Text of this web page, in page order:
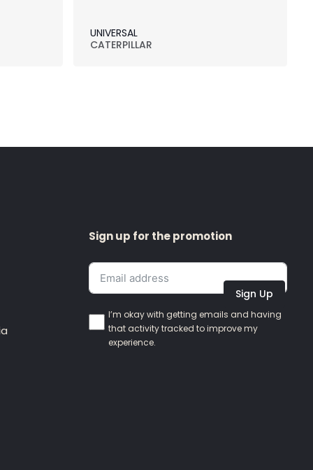
UNIVERSAL
CATERPILLAR
Sign up for the promotion
Sign Up
I’m okay with getting emails and having
that activity tracked to improve my
experience.